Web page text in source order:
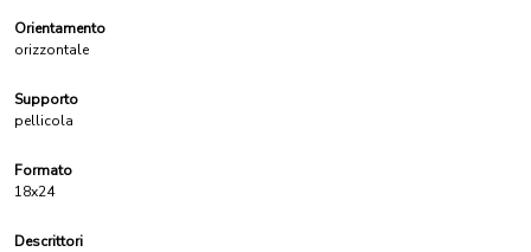
Orientamento
orizzontale
Supporto
pellicola
Formato
18x24
Descrittori